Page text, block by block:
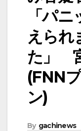
「パ
えられ
た」
(FNN
ン)
By gachinews